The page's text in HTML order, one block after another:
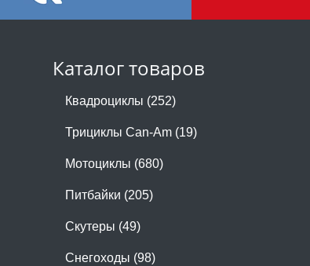
Каталог товаров
Квадроциклы (252)
Трициклы Can-Am (19)
Мотоциклы (680)
Питбайки (205)
Скутеры (49)
Снегоходы (98)